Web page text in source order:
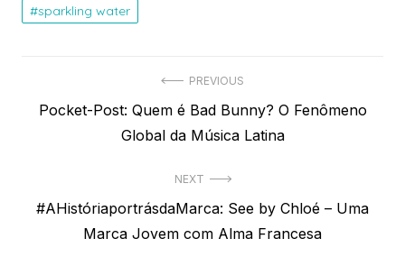
sparkling water
de
PREVIOUS
Previous
Pocket-Post: Quem é Bad Bunny? O Fenômeno
Global da Música Latina
NEXT
Next
#AHistóriaportrásdaMarca: See by Chloé – Uma
Marca Jovem com Alma Francesa